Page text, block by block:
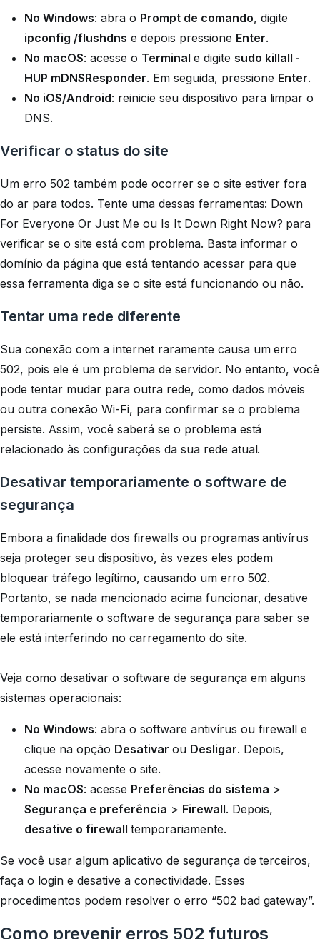
No Windows: abra o Prompt de comando, digite
ipconfig /flushdns e depois pressione Enter.
No macOS: acesse o Terminal e digite sudo killall -
HUP mDNSResponder. Em seguida, pressione Enter.
No iOS/Android: reinicie seu dispositivo para limpar o
DNS.
Verificar o status do site
Um erro 502 também pode ocorrer se o site estiver fora
do ar para todos. Tente uma dessas ferramentas: Down
For Everyone Or Just Me ou Is It Down Right Now? para
verificar se o site está com problema. Basta informar o
domínio da página que está tentando acessar para que
essa ferramenta diga se o site está funcionando ou não.
Tentar uma rede diferente
Sua conexão com a internet raramente causa um erro
502, pois ele é um problema de servidor. No entanto, você
pode tentar mudar para outra rede, como dados móveis
ou outra conexão Wi-Fi, para confirmar se o problema
persiste. Assim, você saberá se o problema está
relacionado às configurações da sua rede atual.
Desativar temporariamente o software de
segurança
Embora a finalidade dos firewalls ou programas antivírus
seja proteger seu dispositivo, às vezes eles podem
bloquear tráfego legítimo, causando um erro 502.
Portanto, se nada mencionado acima funcionar, desative
temporariamente o software de segurança para saber se
ele está interferindo no carregamento do site.
Veja como desativar o software de segurança em alguns
sistemas operacionais:
No Windows: abra o software antivírus ou firewall e
clique na opção Desativar ou Desligar. Depois,
acesse novamente o site.
No macOS: acesse Preferências do sistema >
Segurança e preferência > Firewall. Depois,
desative o firewall temporariamente.
Se você usar algum aplicativo de segurança de terceiros,
faça o login e desative a conectividade. Esses
procedimentos podem resolver o erro “502 bad gateway”.
Como prevenir erros 502 futuros